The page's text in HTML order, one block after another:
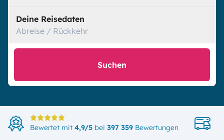
Deine Reisedaten
Abreise / Rückkehr
Suchen
Bewertet mit 4,9/5 bei 397 359 Bewertungen